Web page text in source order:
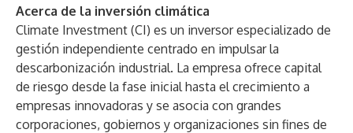
Acerca de la inversión climática
Climate Investment (CI) es un inversor especializado de
gestión independiente centrado en impulsar la
descarbonización industrial. La empresa ofrece capital
de riesgo desde la fase inicial hasta el crecimiento a
empresas innovadoras y se asocia con grandes
corporaciones, gobiernos y organizaciones sin fines de